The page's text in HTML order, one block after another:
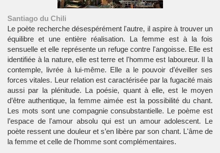
Santiago du Chili
Le poète recherche désespérément l'autre, il aspire à trouver un
équilibre et une entière réalisation. La femme est à la fois
sensuelle et elle représente un refuge contre l'angoisse. Elle est
identifiée à la nature, elle est terre et l'homme est laboureur. Il la
contemple, livrée à lui-même. Elle a le pouvoir d’éveiller ses
forces vitales. Leur relation est caractérisée par la fugacité mais
aussi par la plénitude. La poésie, quant à elle, est le moyen
d’être authentique, la femme aimée est la possibilité du chant.
Les mots sont une compagnie consubstantielle. Le poème est
l’espace de l'amour absolu qui est un amour adolescent. Le
poète ressent une douleur et s’en libère par son chant. L'âme de
la femme et celle de l’homme sont complémentaires.